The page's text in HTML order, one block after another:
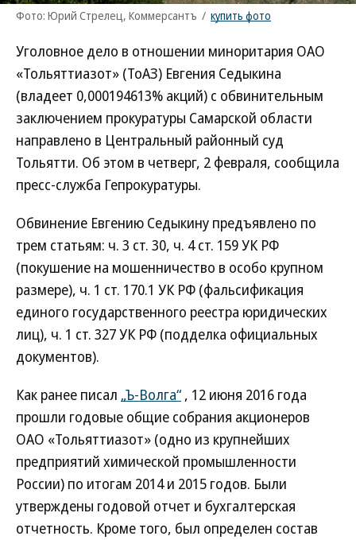
Фото: Юрий Стрелец, Коммерсантъ / купить фото
Уголовное дело в отношении миноритария ОАО
«Тольяттиазот» (ТоАЗ) Евгения Седыкина
(владеет 0,000194613% акций) с обвинительным
заключением прокуратуры Самарской области
направлено в Центральный районный суд
Тольятти. Об этом в четверг, 2 февраля, сообщила
пресс-служба Гепрокуратуры.
Обвинение Евгению Седыкину предъявлено по
трем статьям: ч. 3 ст. 30, ч. 4 ст. 159 УК РФ
(покушение на мошенничество в особо крупном
размере), ч. 1 ст. 170.1 УК РФ (фальсификация
единого государственного реестра юридических
лиц), ч. 1 ст. 327 УК РФ (подделка официальных
документов).
Как ранее писал „Ъ-Волга“ , 12 июня 2016 года
прошли годовые общие собрания акционеров
ОАО «Тольяттиазот» (одно из крупнейших
предприятий химической промышленности
России) по итогам 2014 и 2015 годов. Были
утверждены годовой отчет и бухгалтерская
отчетность. Кроме того, был определен состав